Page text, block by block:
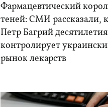
Фармацевтический
теней: СМИ рассказали,
Петр Багрий
контролирует
рынок лекарств